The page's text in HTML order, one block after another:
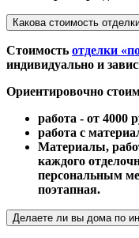
Какова стоимость
Стоимость отделки
индивидуально и
Ориентировочно
работа - от 4000
работа с
Материалы,
каждого
персональным
поэтапная.
Делаете ли вы дома по